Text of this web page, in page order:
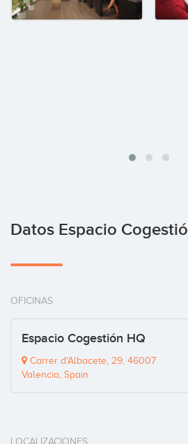
Datos Espacio
OFICINAS
Espacio Cogestión HQ
Carrer d'Albacete, 29, 46007
Valencia, Spain
LOCALIZACIONES